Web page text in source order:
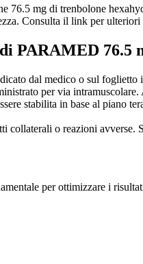
76.5 mg di trenbolone
Consulta il link per
PARAMED 76.5
dal medico o sul
per via
stabilita in base al piano
collaterali o reazioni avverse.
per ottimizzare i